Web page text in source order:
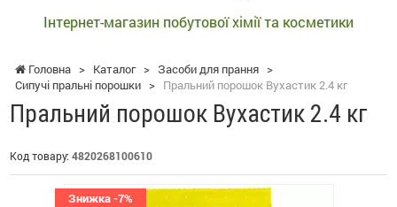
Інтернет-магазин побутової хімії та косметики
Головна > Каталог > Засоби для прання >
Сипучі пральні порошки > Пральний порошок Вухастик 2.4 кг
Пральний порошок Вухастик 2.4 кг
Код товару: 4820268100610
Знижка -7%